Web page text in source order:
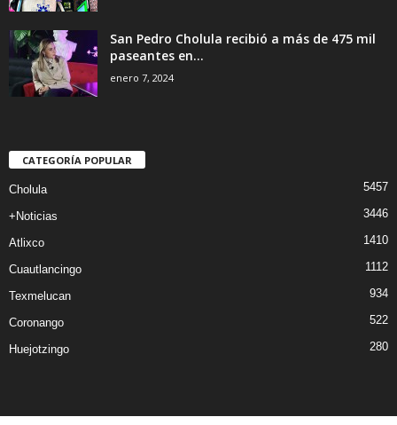
San Pedro Cholula recibió a más de 475 mil
paseantes en...
enero 7, 2024
CATEGORÍA POPULAR
Cholula 5457
+Noticias 3446
Atlixco 1410
Cuautlancingo 1112
Texmelucan 934
Coronango 522
Huejotzingo 280